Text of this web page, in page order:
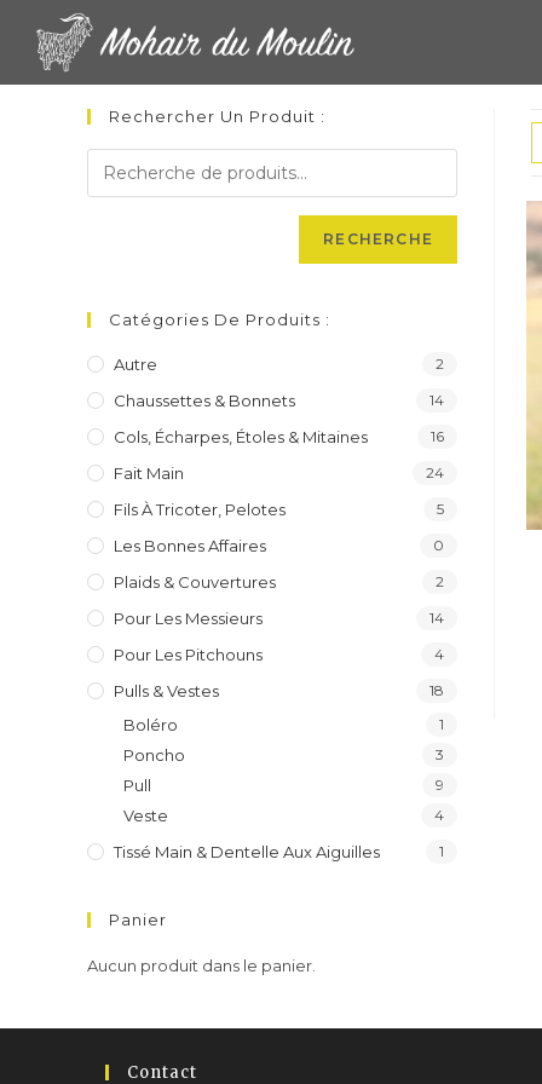
content
Rechercher Un Produit :
RECHERCHE
Catégories De Produits :
Autre 2
Chaussettes & Bonnets 14
Cols, Écharpes, Étoles & Mitaines 16
Fait Main 24
Fils À Tricoter, Pelotes 5
Les Bonnes Affaires 0
Plaids & Couvertures 2
Pour Les Messieurs 14
Pour Les Pitchouns 4
Pulls & Vestes 18
Boléro 1
Poncho 3
Pull 9
Veste 4
Tissé Main & Dentelle Aux Aiguilles 1
Panier
Aucun produit dans le panier.
Contact